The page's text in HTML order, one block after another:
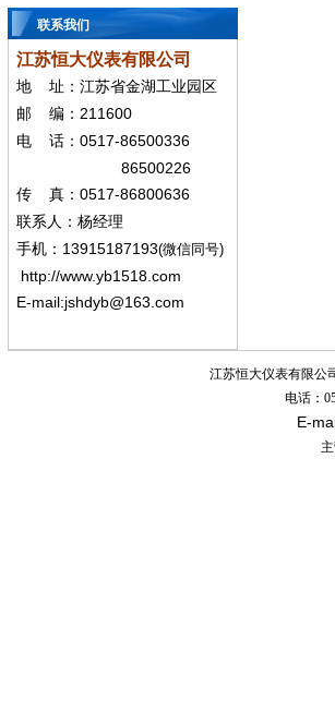
联系我们
江苏恒大仪表有限公司
地
址：江苏省金湖工业园区
邮
编： 211600
电 话： 0517-86500336
86500226
传 真： 0517-86800636
联系人：杨经理
手机 ： 13915187193(微信同号)
http://www.yb1518.com
E-mail:jshdyb@163.com
江苏恒大仪表有限公
电话：
E-